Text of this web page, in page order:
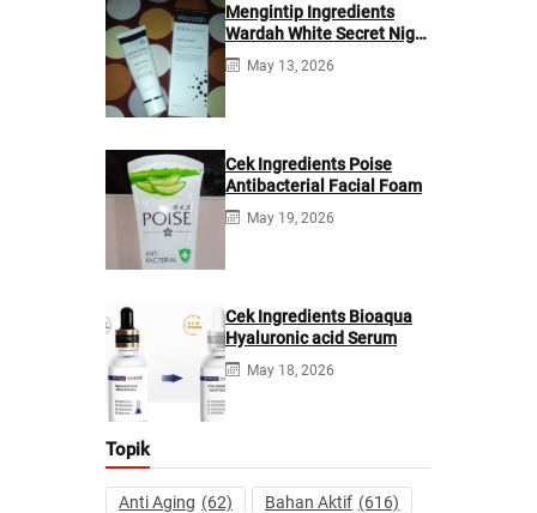
Mengintip Ingredients
Wardah White Secret Night
Cream
May 13, 2026
Cek Ingredients Poise
Antibacterial Facial Foam
May 19, 2026
Cek Ingredients Bioaqua
Hyaluronic acid Serum
May 18, 2026
Topik
Anti Aging (62) Bahan Aktif (616)